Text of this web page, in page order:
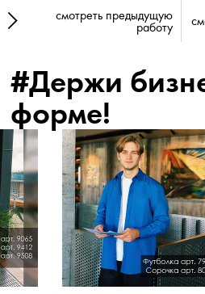
смотреть предыдущую
работу
#Держи
форме!